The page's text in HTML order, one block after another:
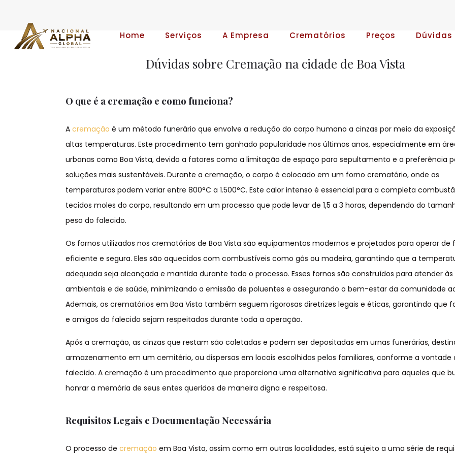
Home Serviços A Empresa Crematórios Preços Dúvidas
Dúvidas sobre Cremação na cidade de Boa Vista
O que é a cremação e como funciona?
Acremação é um método funerário que envolve a redução do corpo humano a cinzas por meio da
altas temperaturas. Este procedimento tem ganhado popularidade nos últimos anos, especialmente em
urbanas como Boa Vista, devido a fatores como a limitação de espaço para sepultamento e a preferência
soluções mais sustentáveis. Durante a cremação, o corpo é colocado em um forno crematório, onde as
temperaturas podem variar entre 800°C a 1.500°C. Este calor intenso é essencial para a completa
tecidos moles do corpo, resultando em um processo que pode levar de 1,5 a 3 horas, dependendo do
peso do falecido.
Os fornos utilizados nos crematórios de Boa Vista são equipamentos modernos e projetados para operar de
eficiente e segura. Eles são aquecidos com combustíveis como gás ou madeira, garantindo que a
adequada seja alcançada e mantida durante todo o processo. Esses fornos são construídos para atender
ambientais e de saúde, minimizando a emissão de poluentes e assegurando o bem-estar da comunidade
Ademais, os crematórios em Boa Vista também seguem rigorosas diretrizes legais e éticas, garantindo que
e amigos do falecido sejam respeitados durante toda a operação.
Após a cremação, as cinzas que restam são coletadas e podem ser depositadas em urnas funerárias,
armazenamento em um cemitério, ou dispersas em locais escolhidos pelos familiares, conforme a vontade
falecido. A cremação é um procedimento que proporciona uma alternativa significativa para aqueles que
honrar a memória de seus entes queridos de maneira digna e respeitosa.
Requisitos Legais e Documentação Necessária
O processo decremação em Boa Vista, assim como em outras localidades, está sujeito a uma série de